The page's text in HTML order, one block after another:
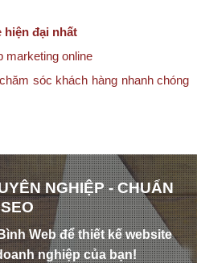
hiện đại nhất
marketing online
sóc khách hàng nhanh chóng
NGHIỆP - CHUẨN
SEO
Web để thiết kế website
nghiệp của bạn!